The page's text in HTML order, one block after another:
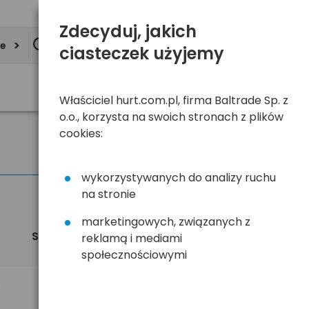
Sortuj domyślnie
Zdecyduj, jakich
ciasteczek użyjemy
Właściciel hurt.com.pl, firma Baltrade Sp. z
o.o., korzysta na swoich stronach z plików
cookies:
wykorzystywanych do analizy ruchu
na stronie
marketingowych, związanych z
reklamą i mediami
społecznościowymi